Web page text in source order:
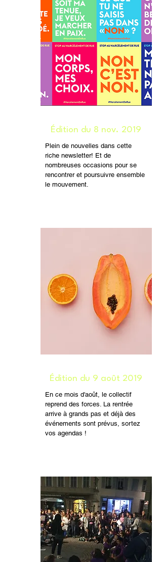
Édition du 8 nov. 2019
Plein de nouvelles dans cette
riche newsletter! Et de
nombreuses occasions pour se
rencontrer et poursuivre ensemble
le mouvement.
Édition du 9 août 2019
En ce mois d'août, le collectif
reprend des forces. La rentrée
arrive à grands pas et déjà des
événements sont prévus, sortez
vos agendas !